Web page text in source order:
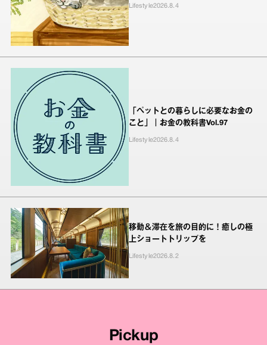
Lifestyle2026.8.4
「ペットとの暮らしに必要なお金の
こと」｜お金の教科書Vol.97
Lifestyle2026.8.4
移動＆滞在を旅の目的に！癒しの極
上ショートトリップを
Lifestyle2026.8.2
Pickup